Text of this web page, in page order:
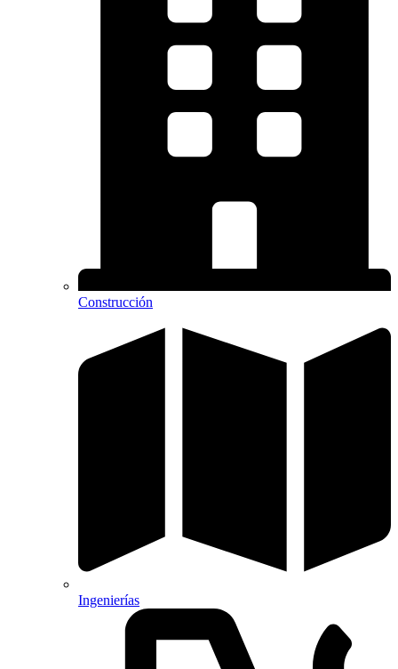
Construcción
Ingenierías